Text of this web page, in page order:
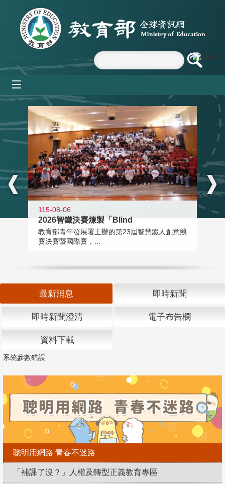
跳到主要內容區塊
:::
115-08-06
2026智鐵決賽煉製「Blind
教育部青年發展署主辦的第23屆智慧鐵人創意競
賽決賽暨國際賽，...
最新消息 即時新聞
即時新聞澄清 電子布告欄
資料下載
系統參數錯誤
聰明用網路 青春不迷路
「補課了沒？」人權及轉型正義教育專區